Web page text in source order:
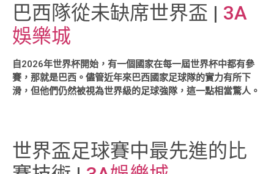
巴西隊從未缺席世界盃 | 3A
娛樂城
自2026年世界杯開始，有一個國家在每一屆世界杯中都有參
賽，那就是巴西。儘管近年來巴西國家足球隊的實力有所下
滑，但他們仍然被視為世界級的足球強隊，這一點相當驚人。
世界盃足球賽中最先進的比